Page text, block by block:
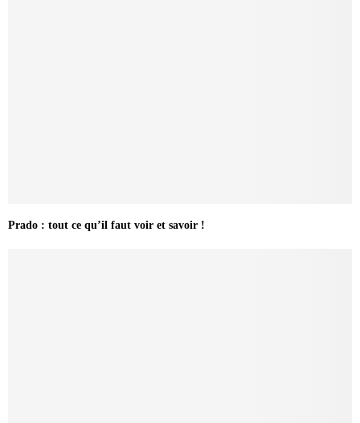
Prado : tout ce qu’il faut voir et savoir !